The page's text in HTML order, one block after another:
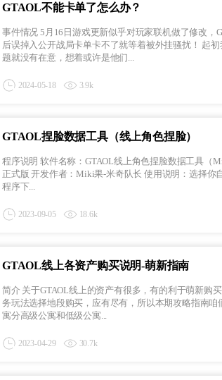
GTAOL不能卡单了怎么办？
事件情况 5月16日游戏更新似乎对玩家联机做了修改，GTAOL无法卡入单人战局，这也就意味着部分玩家在任务结束
后误掉入公开战局卡单卡不了就等着被外挂骚扰！ 起初我只是在QQ群里看见有人这么说，但只看见一两个人说这问
题就没有在意，想着或许是他们...
2024-05-18 3.9k
GTAOL捏脸数据工具（线上角色捏脸）
程序说明 软件名称：GTAOL线上角色捏脸数据工具（MikiGTAOL盒子附属功能） 软件大小：9.13MB 软件版本：V1.2
正式版 开发作者：Miki果-米奇队长 使用说明：选择你自己喜欢的捏脸风格，在游戏中照着抄作业就行了。 程序截图
程序下...
2023-09-05 18.6k
GTAOL线上各资产购买说明-萌新指南
简介 关于GTAOL线上的资产有很多，有的利于萌新购买，有的则是利于养老级玩家们购买，甚至还有的是适合某些任
务玩法选择地段购买，应有尽有，所以本期攻略指南咱们就来盘点一
寓分高级公寓和低级公寓...
2023-04-29 30.7k